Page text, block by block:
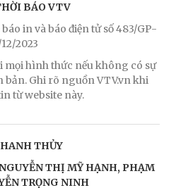
BÁO VTV
in và báo điện tử số 483/GP-
2023
mọi hình thức nếu không có sự
bản. Ghi rõ nguồn VTV.vn khi
từ website này.
THỦY
THỊ MỸ HẠNH, PHẠM
TRỌNG NINH